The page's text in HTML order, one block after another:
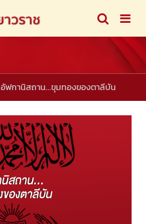
อัฟกานิสถาน...ขุมทองของตาลีบัน